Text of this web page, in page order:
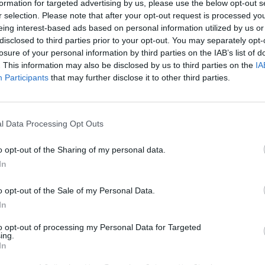
for targeted advertising by us, please use the below opt-out
selection. Please note that after your opt-out request is processed
interest-based ads based on personal information utilized by us
to third parties prior to your opt-out. You may separately
of your personal information by third parties on the IAB’s list of
This information may also be disclosed by us to third parties on the
Participants that may further disclose it to other third parties.
Data Processing Opt Outs
opt-out of the Sharing of my personal data.
opt-out of the Sale of my Personal Data.
opt-out of processing my Personal Data for Targeted
-
Gilloise -
Saint-Gilloise
Saint-Gilloise 0-0